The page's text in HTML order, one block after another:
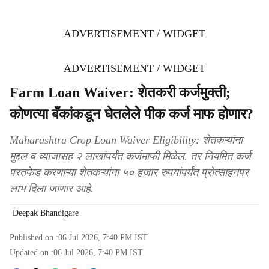
ADVERTISEMENT / WIDGET
ADVERTISEMENT / WIDGET
Farm Loan Waiver: शेतकरी कर्जमुक्ती;
कोणत्या बँकांकडून घेतलेले पीक कर्ज माफ होणार?
Maharashtra Crop Loan Waiver Eligibility: शेतकऱ्यांना
मुद्दल व व्याजासह २ लाखांपर्यंत कर्जमाफी मिळेल. तर नियमित कर्ज
परतफेड करणाऱ्या शेतकऱ्यांना ५० हजार रुपयांपर्यंत प्रोत्साहनपर
लाभ दिला जाणार आहे.
Deepak Bhandigare
Published on :06 Jul 2026, 7:40 PM IST
Updated on :06 Jul 2026, 7:40 PM IST